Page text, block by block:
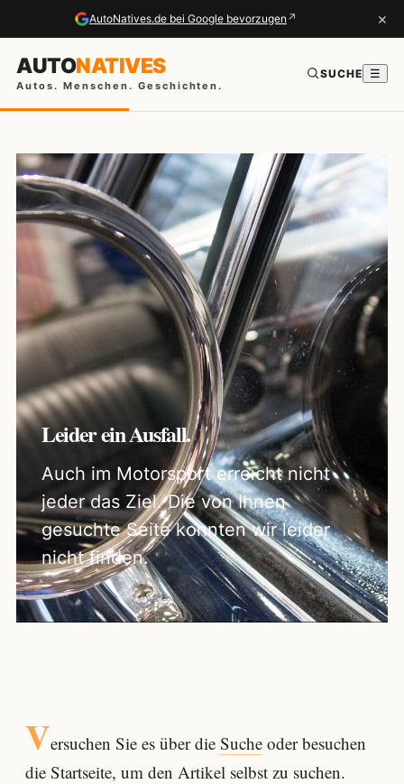
AutoNatives.de bei Google bevorzugen ↗ ×
AUTONATIVES
Autos. Menschen. Geschichten.
SUCHE ☰
Leider ein Ausfall.
Auch im Motorsport erreicht nicht
jeder das Ziel. Die von Ihnen
gesuchte Seite konnten wir leider
nicht finden.
Versuchen Sie es über die Sucheoder besuchen
die Startseite, um den Artikel selbst zu suchen.